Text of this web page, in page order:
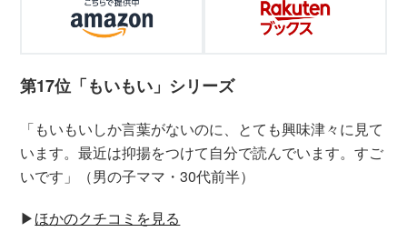
第17位「もいもい」シリーズ
「もいもいしか言葉がないのに、とても興味津々に見て
います。最近は抑揚をつけて自分で読んでいます。すご
いです」（男の子ママ・30代前半）
▶︎ほかのクチコミを見る